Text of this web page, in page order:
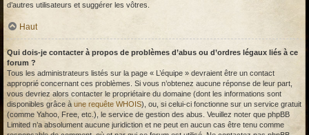
d’autres utilisateurs et suggérer les vôtres.
Haut
Qui dois-je contacter à propos de problèmes d’abus ou d’ordres légaux liés à ce
forum ?
Tous les administrateurs listés sur la page « L’équipe » devraient être un contact
approprié concernant ces problèmes. Si vous n’obtenez aucune réponse de leur part,
vous devriez alors contacter le propriétaire du domaine (dont les informations sont
disponibles grâce à une requête WHOIS), ou, si celui-ci fonctionne sur un service gratuit
(comme Yahoo, Free, etc.), le service de gestion des abus. Veuillez noter que phpBB
Limited n’a absolument aucune juridiction et ne peut en aucun cas être tenu comme